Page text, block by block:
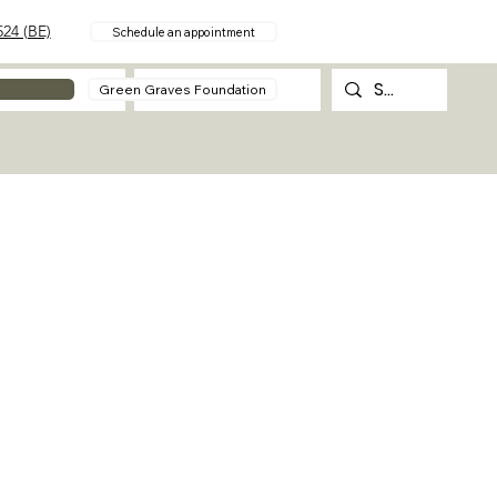
Contact
Green Graves Foundation
(BE) Schedule an appointment